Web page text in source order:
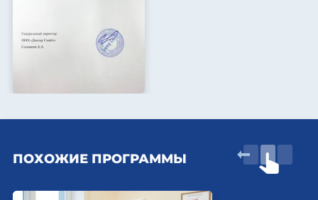
ПОХОЖИЕ ПРОГРАММЫ